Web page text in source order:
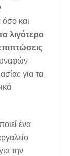
και
λιγότερο
για τα
ένα
την